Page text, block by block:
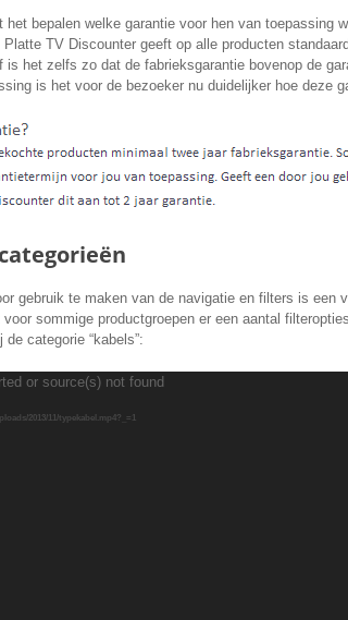
het bepalen welke garantie voor hen van
TV Discounter geeft op alle producten
is het zelfs zo dat de fabrieksgarantie bovenop de
is het voor de bezoeker nu duidelijker hoe deze
gebruik te maken van de navigatie en filters is een
sommige productgroepen er een aantal
categorie “kabels”:
or source(s) not found
2013/11/typekabel.mp4?_=1